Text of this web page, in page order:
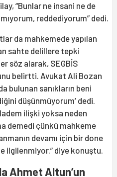
“Bunlar ne insani ne de
reddediyorum” dedi.
da mahkemede yapılan
sahte delillere tepki
söz alarak, SEGBİS
belirtti. Avukat Ali Bozan
bulunan sanıkların beni
düşünmüyorum’ dedi.
ilişki yoksa neden
demedi çünkü mahkeme
devamı için bir done
ilgilenmiyor.” diye konuştu.
Ahmet Altun’un